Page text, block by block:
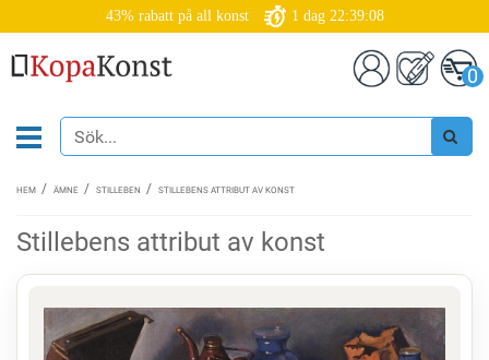
43% rabatt på all konst 1 dag 22:39:07
0
HEM ÄMNE STILLEBEN STILLEBENS ATTRIBUT AV KONST
Stillebens attribut av konst